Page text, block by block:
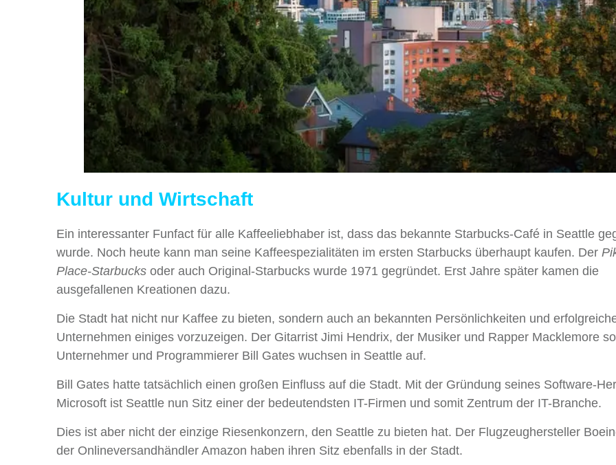
Kultur und Wirtschaft
Ein interessanter Funfact für alle Kaffeeliebhaber ist, dass das bekannte Starbucks-Café in Seattle
wurde. Noch heute kann man seine Kaffeespezialitäten im ersten Starbucks überhaupt kaufen. Der
Place-Starbucks oder auch Original-Starbucks wurde 1971 gegründet. Erst Jahre später kamen die
ausgefallenen Kreationen dazu.
Die Stadt hat nicht nur Kaffee zu bieten, sondern auch an bekannten Persönlichkeiten und
Unternehmen einiges vorzuzeigen. Der Gitarrist Jimi Hendrix, der Musiker und Rapper Macklemore
Unternehmer und Programmierer Bill Gates wuchsen in Seattle auf.
Bill Gates hatte tatsächlich einen großen Einfluss auf die Stadt. Mit der Gründung seines Software-
Microsoft ist Seattle nun Sitz einer der bedeutendsten IT-Firmen und somit Zentrum der IT-Branche.
Dies ist aber nicht der einzige Riesenkonzern, den Seattle zu bieten hat. Der Flugzeughersteller
der Onlineversandhändler Amazon haben ihren Sitz ebenfalls in der Stadt.